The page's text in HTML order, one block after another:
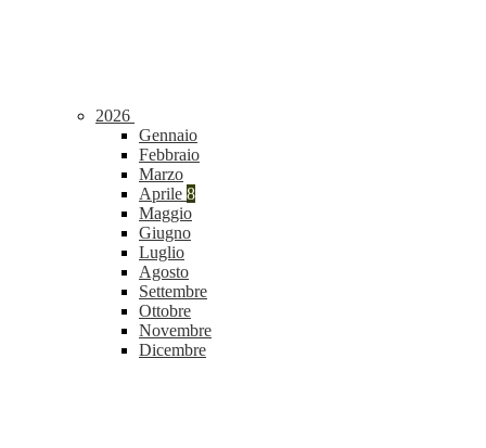
2026
Gennaio
Febbraio
Marzo
Aprile 8
Maggio
Giugno
Luglio
Agosto
Settembre
Ottobre
Novembre
Dicembre